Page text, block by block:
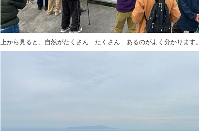
上から見ると、自然がたくさん たくさん あるのがよく分かります。